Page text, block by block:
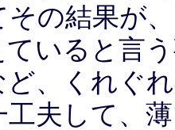
その結果が
いると言
、くれぐ
工夫して、